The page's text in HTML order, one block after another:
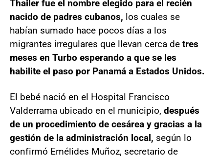
Thailer fue el nombre elegido para el recién
nacido de padres cubanos, los cuales se
habían sumado hace pocos días a los
migrantes irregulares que llevan cerca de tres
meses en Turbo esperando a que se les
habilite el paso por Panamá a Estados Unidos.
El bebé nació en el Hospital Francisco
Valderrama ubicado en el municipio, después
de un procedimiento de cesárea y gracias a la
gestión de la administración local, según lo
confirmó Emélides Muñoz, secretario de